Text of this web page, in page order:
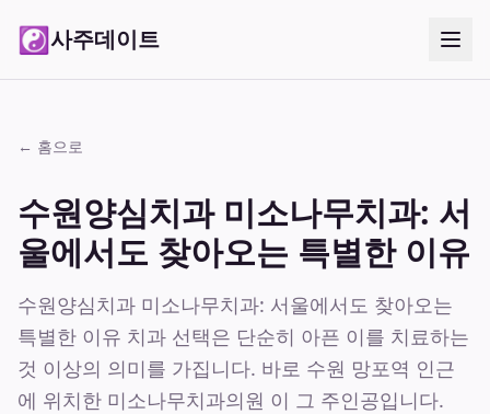
☯사주데이트
← 홈으로
수원양심치과 미소나무치과: 서
울에서도 찾아오는 특별한 이유
수원양심치과 미소나무치과: 서울에서도 찾아오는
특별한 이유 치과 선택은 단순히 아픈 이를 치료하는
것 이상의 의미를 가집니다. 바로 수원 망포역 인근
에 위치한 미소나무치과의원 이 그 주인공입니다.